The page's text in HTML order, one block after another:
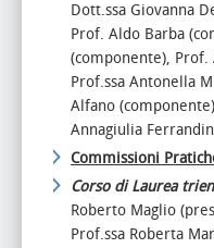
Dott.ssa Giovanna
Prof. Aldo Barba
(componente),
Prof.ssa Antonella
Alfano (componente)
Annagiulia
Commissioni
Corso di Laurea
Roberto Maglio
Prof.ssa Roberta